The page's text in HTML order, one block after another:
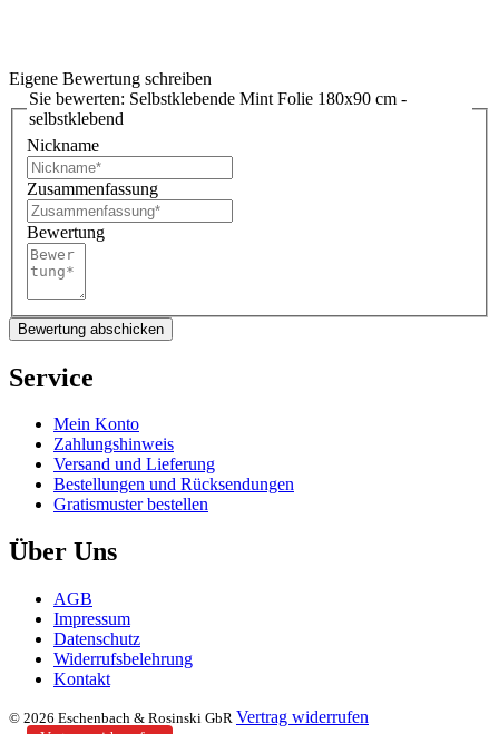
Eigene Bewertung schreiben
Sie bewerten: Selbstklebende Mint Folie 180x90 cm -
selbstklebend
Nickname
Zusammenfassung
Bewertung
Bewertung abschicken
Service
Mein Konto
Zahlungshinweis
Versand und Lieferung
Bestellungen und Rücksendungen
Gratismuster bestellen
Über Uns
AGB
Impressum
Datenschutz
Widerrufsbelehrung
Kontakt
© 2026 Eschenbach & Rosinski GbR Vertrag widerrufen